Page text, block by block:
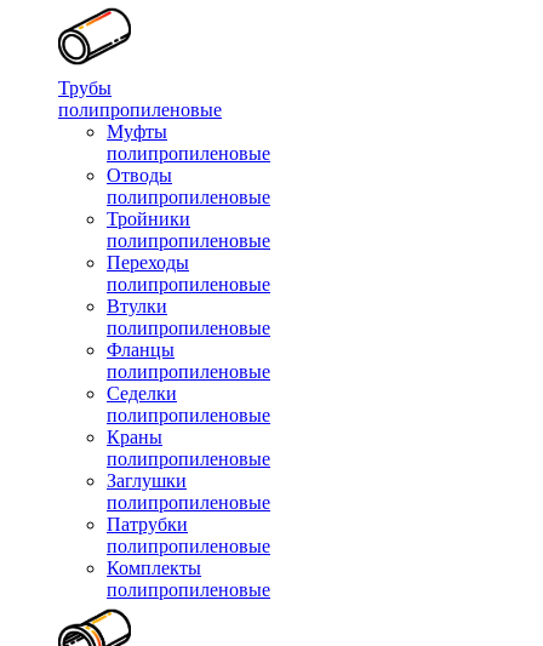
Трубы
полипропиленовые
Муфты
полипропиленовые
Отводы
полипропиленовые
Тройники
полипропиленовые
Переходы
полипропиленовые
Втулки
полипропиленовые
Фланцы
полипропиленовые
Седелки
полипропиленовые
Краны
полипропиленовые
Заглушки
полипропиленовые
Патрубки
полипропиленовые
Комплекты
полипропиленовые